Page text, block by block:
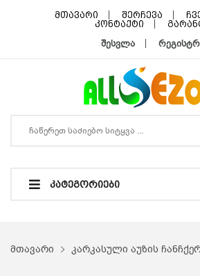
მთავარი შერჩევა
კონტაქტი
შესვლა
ᲙᲐᲢᲔᲒᲝᲠᲘᲔᲑᲘ
მთავარი კარკასული აუზის